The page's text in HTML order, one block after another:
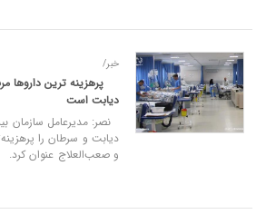
خبر/
پرهزینه ترین داروها
دیابت است
نصر: مدیرعامل سازمان
دیابت و سرطان را
و صعب‌العلاج عنوان کرد.